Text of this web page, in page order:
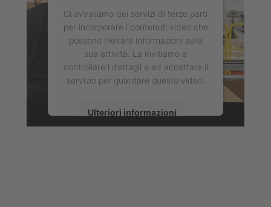
Ci avvaliamo dei servizi di terze parti
per incorporare i contenuti video che
possono rilevare informazioni sulla
sua attività. La invitiamo a
controllare i dettagli e ad accettare il
servizio per guardare questo video.
Ulteriori informazioni